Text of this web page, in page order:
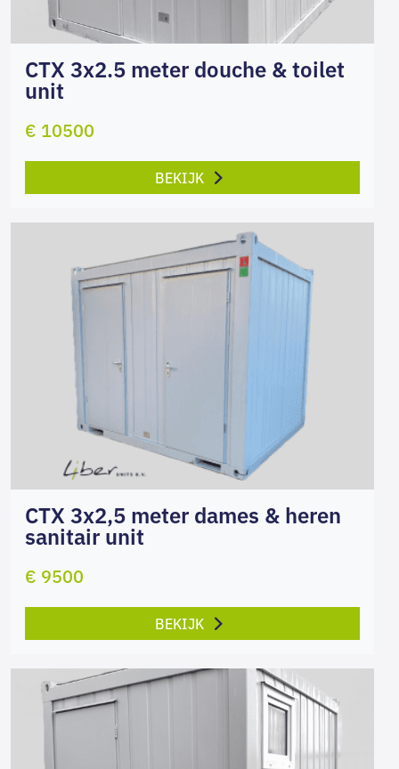
CTX 3x2.5 meter douche & toilet
unit
€ 10500
BEKIJK
CTX 3x2,5 meter dames & heren
sanitair unit
€ 9500
BEKIJK